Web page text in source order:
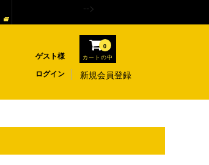
-->
ゲスト様 カートの中
0
ログイン 新規会員登録